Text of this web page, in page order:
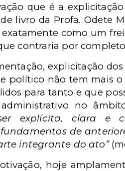
que é a
livro da Profa. Odete
como um
contraria por
explicitação
político não tem mais
para tanto e que
no
explícita, clara e
de
integrante do ato”
hoje